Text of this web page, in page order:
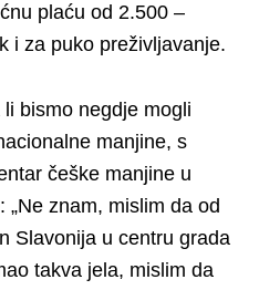
plaću od 2.500 –
i za puko preživljavanje.
bismo negdje mogli
manjine, s
češke manjine u
znam, mislim da od
Slavonija u centru grada
takva jela, mislim da